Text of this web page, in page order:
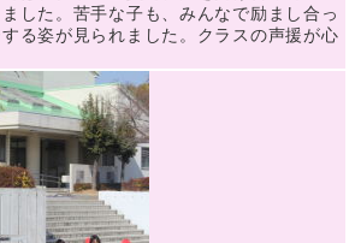
した。苦手な子も、みんなで励まし合っ
る姿が見られました。クラスの声援が心